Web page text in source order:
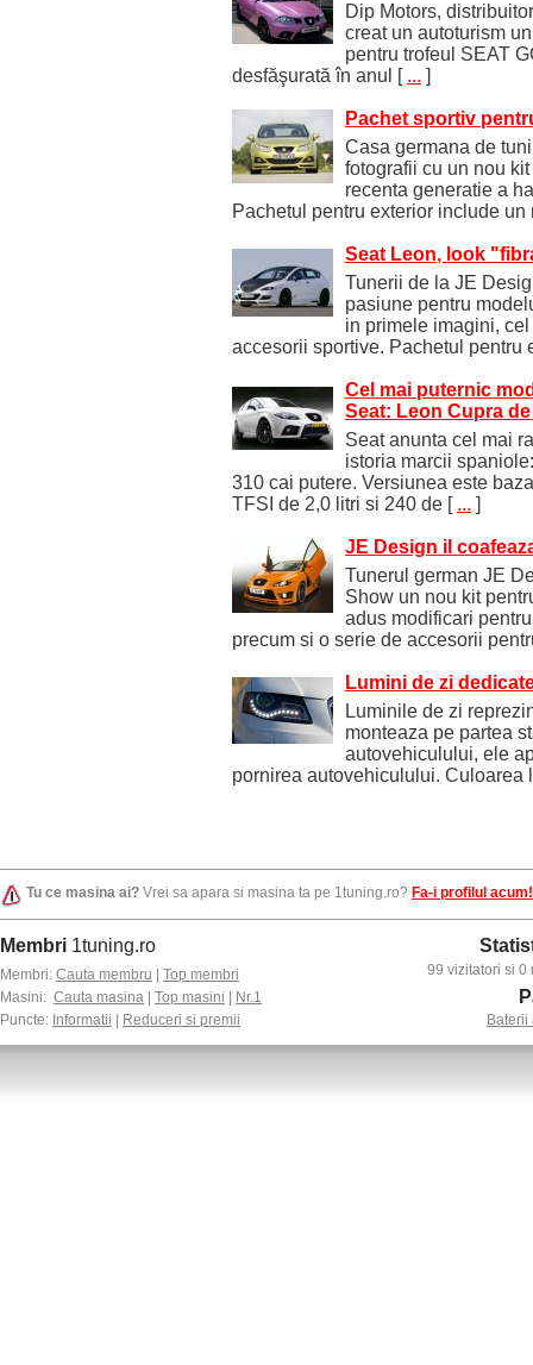
Dip Motors,
creat un autoturism
pentru trofeul SEAT
desfăşurată în anul
[ ... ]
Pachet sportiv
Casa germana de
fotografii cu un nou
recenta generatie a
Pachetul pentru exterior include un
Seat Leon, look
Tunerii de la JE
pasiune pentru
in primele imagini,
accesorii sportive. Pachetul pentru
Cel mai puternic
Seat: Leon Cupra
Seat anunta cel mai
istoria marcii
310 cai putere. Versiunea este
TFSI de 2,0 litri si 240 de [ ... ]
JE Design il
Tunerul german JE
Show un nou kit
adus modificari
precum si o serie de accesorii
Lumini de zi
Luminile de zi
monteaza pe partea
autovehiculului, ele
pornirea autovehiculului. Culoarea
Tu ce masina ai? Vrei sa apara si masina ta pe 1tuning.ro? Fa-i profilul acum!
Membri 1tuning.ro
Membri: Cauta membru
Top membri
Masini: Cauta masina Top masini
Nr.1
Puncte: Informatii Reduceri si premii
99 vizitatori si 0